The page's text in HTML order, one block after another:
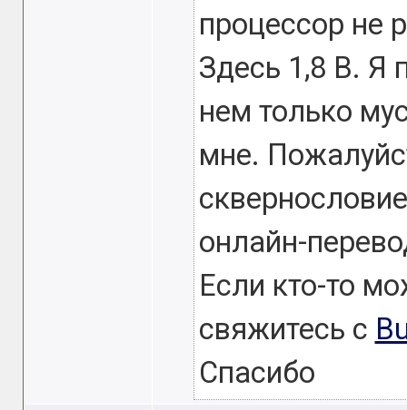
процессор не
Здесь 1,8 В. Я
нем только
мне.
онлайн-
Если кто-то
свяжитесь с
Спасибо